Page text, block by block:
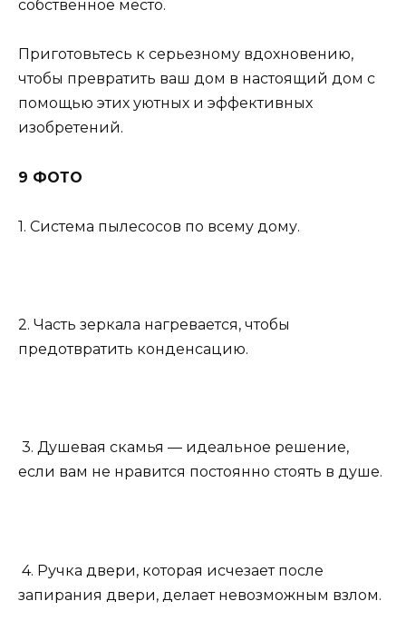
собственное место.
Приготовьтесь к серьезному вдохновению,
чтобы превратить ваш дом в настоящий дом с
помощью этих уютных и эффективных
изобретений.
9 ФОТО
1. Система пылесосов по всему дому.
2. Часть зеркала нагревается, чтобы
предотвратить конденсацию.
3. Душевая скамья — идеальное решение,
если вам не нравится постоянно стоять в душе.
4. Ручка двери, которая исчезает после
запирания двери, делает невозможным взлом.